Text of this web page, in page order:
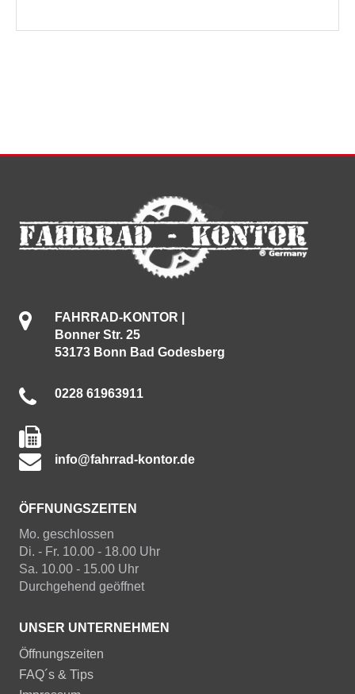
FAHRRAD-KONTOR |
Bonner Str. 25
53173 Bonn Bad Godesberg
0228 61963911
info@fahrrad-kontor.de
ÖFFNUNGSZEITEN
Mo. geschlossen
Di. - Fr. 10.00 - 18.00 Uhr
Sa. 10.00 - 15.00 Uhr
Durchgehend geöffnet
UNSER UNTERNEHMEN
Öffnungszeiten
FAQ´s & Tips